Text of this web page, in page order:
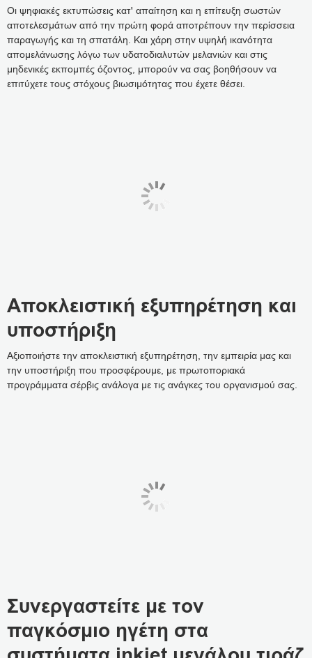
Οι ψηφιακές εκτυπώσεις κατ' απαίτηση και η επίτευξη σωστών
αποτελεσμάτων από την πρώτη φορά αποτρέπουν την περίσσεια
παραγωγής και τη σπατάλη. Και χάρη στην υψηλή ικανότητα
απομελάνωσης λόγω των υδατοδιαλυτών μελανιών και στις
μηδενικές εκπομπές όζοντος, μπορούν να σας βοηθήσουν να
επιτύχετε τους στόχους βιωσιμότητας που έχετε θέσει.
Αποκλειστική εξυπηρέτηση και
υποστήριξη
Αξιοποιήστε την αποκλειστική εξυπηρέτηση, την εμπειρία μας και
την υποστήριξη που προσφέρουμε, με πρωτοποριακά
προγράμματα σέρβις ανάλογα με τις ανάγκες του οργανισμού σας.
Συνεργαστείτε με τον
παγκόσμιο ηγέτη στα